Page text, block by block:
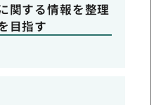
関する情報を整理
目指す